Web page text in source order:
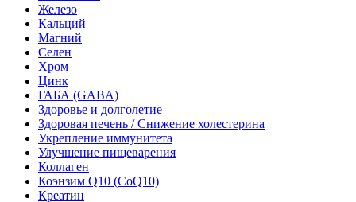
Железо
Кальций
Магний
Селен
Хром
Цинк
ГАБА (GABA)
Здоровье и долголетие
Здоровая печень / Cнижение холестерина
Укрепление иммунитета
Улучшение пищеварения
Коллаген
Коэнзим Q10 (CoQ10)
Креатин